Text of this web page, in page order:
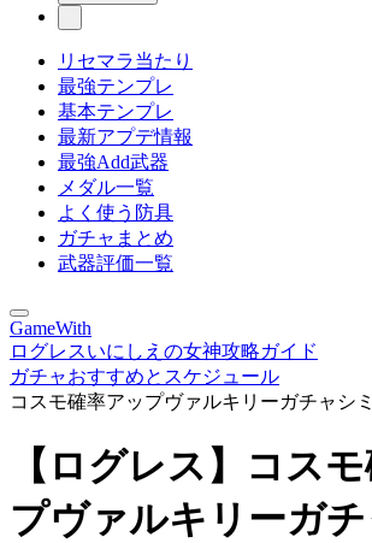
リセマラ当たり
最強テンプレ
基本テンプレ
最新アプデ情報
最強Add武器
メダル一覧
よく使う防具
ガチャまとめ
武器評価一覧
GameWith
ログレスいにしえの女神攻略ガイド
ガチャおすすめとスケジュール
コスモ確率アップヴァルキリーガチャシ
【ログレス】コス
プヴァルキリーガ